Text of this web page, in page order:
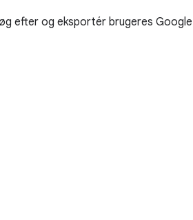
efter og eksportér brugeres Google